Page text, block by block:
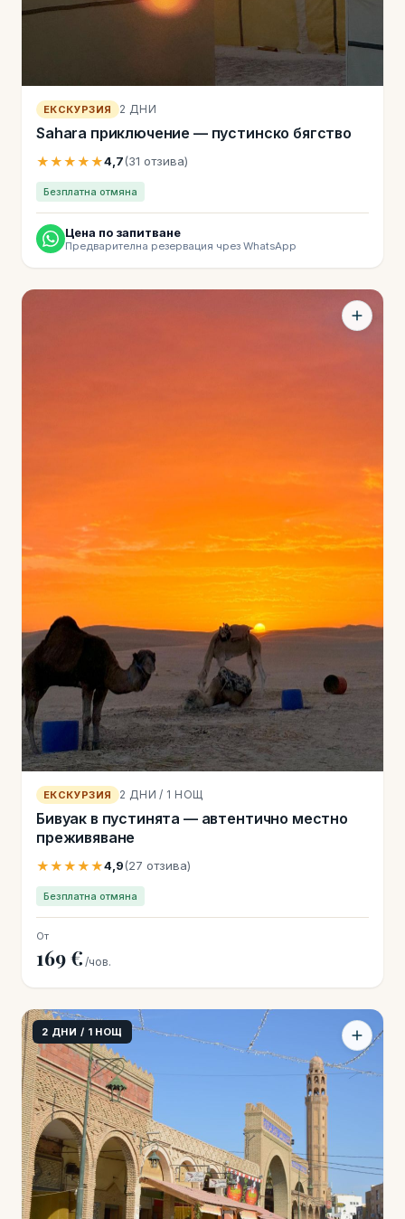
ЕКСКУРЗИЯ 2 ДНИ
Sahara приключение — пустинско бягство
★★★★★4,7(31 отзива)
Безплатна отмяна
Цена по запитване
Предварителна резервация чрез WhatsApp
ЕКСКУРЗИЯ 2 ДНИ / 1 НОЩ
Бивуак в пустинята — автентично местно
преживяване
★★★★★4,9(27 отзива)
Безплатна отмяна
От
169 € /чов.
2 ДНИ / 1 НОЩ